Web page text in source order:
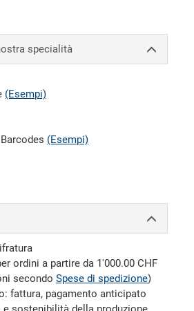
specialità
(Esempi)
(Esempi)
ordini a partire da 1'000.00 CHF
secondo Spese di spedizione)
fattura, pagamento anticipato